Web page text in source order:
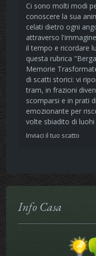
Ci sono molti modi
conoscere la sua
celati dietro ogni
attraverso
il tempo e ricordare
questa rubrica
Memorie
di scatti storici: vi
tram, in frazioni
scomparsi e in prati
emozionante per
volte sbiadito di
Inviaci il tuo scatto
Info Casa